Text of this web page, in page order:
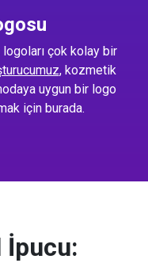
çok kolay bir
, kozmetik
uygun bir logo
için burada.
İpucu: